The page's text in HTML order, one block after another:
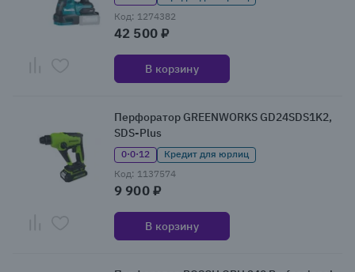
Код: 1274382
42 500 ₽
В корзину
Перфоратор GREENWORKS GD24SDS1K2,
SDS-Plus
0·0·12
Кредит для юрлиц
Код: 1137574
9 900 ₽
В корзину